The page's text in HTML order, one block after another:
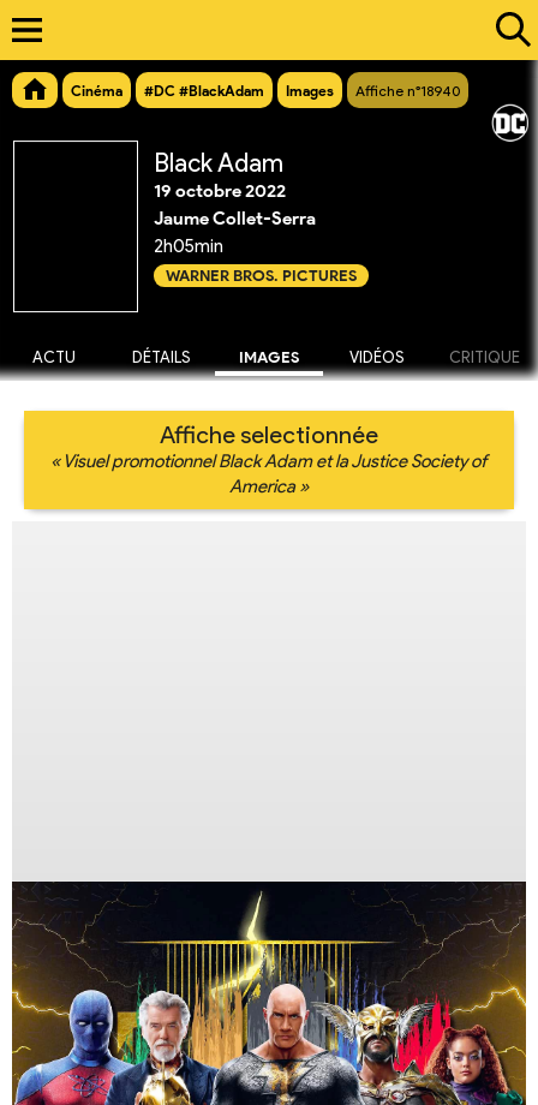
Cinéma #DC #BlackAdam Images Affiche n°18940
Black Adam
19 octobre 2022
Jaume Collet-Serra
2h05min
WARNER BROS. PICTURES
ACTU DÉTAILS IMAGES VIDÉOS CRITIQUE
Affiche selectionnée
« Visuel promotionnel Black Adam et la Justice Society of
America »